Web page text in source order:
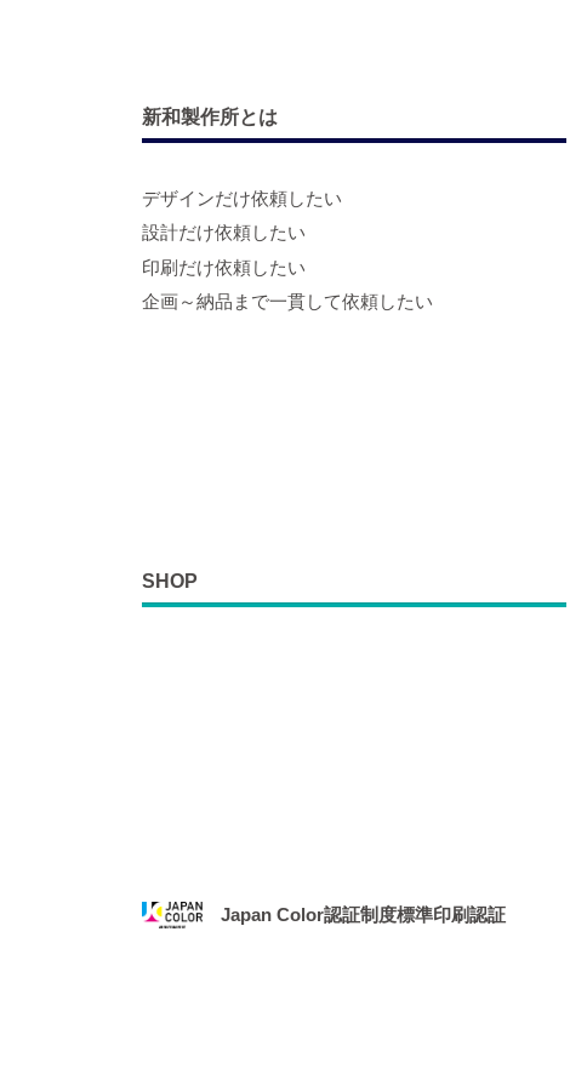
新和製作所とは
デザインだけ依頼したい
設計だけ依頼したい
印刷だけ依頼したい
企画～納品まで一貫して依頼したい
SHOP
Japan Color認証制度標準印刷認証